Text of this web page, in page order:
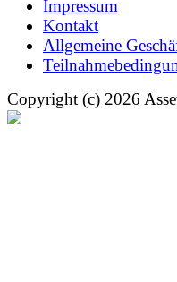
Impressum
Kontakt
Allgemeine
Copyright (c) 2026